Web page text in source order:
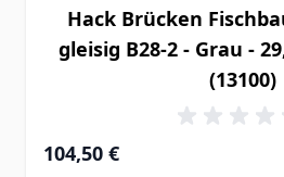
Hack Brücken
gleisig B28-2 - Grau -
(13100)
104,50 €